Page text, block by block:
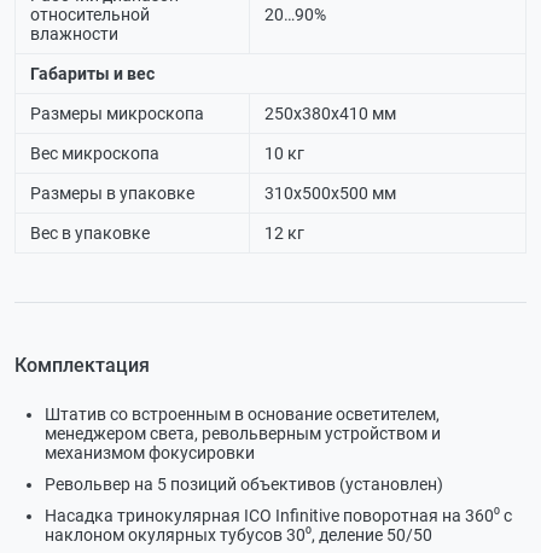
относительной
влажности
20…90%
Габариты и вес
Размеры микроскопа 250х380х410 мм
Вес микроскопа 10 кг
Размеры в упаковке 310х500х500 мм
Вес в упаковке 12 кг
Комплектация
Штатив со встроенным в основание осветителем,
менеджером света, револьверным устройством и
механизмом фокусировки
Револьвер на 5 позиций объективов (установлен)
Насадка тринокулярная ICO Infinitive поворотная на 360⁰ с
наклоном окулярных тубусов 30⁰, деление 50/50